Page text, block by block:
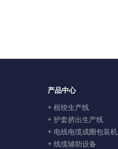
产品中心
+ 框绞生产线
+ 护套挤出生产线
+ 电线电缆成圈包装机
+ 线缆辅助设备